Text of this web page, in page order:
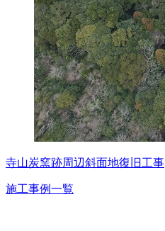
寺山炭窯跡周辺斜面地復旧工事
施工事例一覧